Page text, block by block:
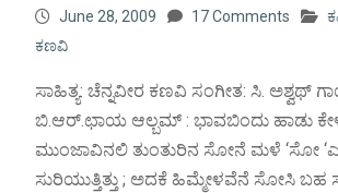
June 28, 2009 17 Comments
ಕಣವಿ
ಸಾಹಿತ್ಯ: ಚೆನ್ನವೀರ ಕಣವಿ ಸಂಗೀತ: ಸಿ. ಅಶ್ವಥ್
ಬಿ.ಆರ್.ಛಾಯ ಆಲ್ಬಮ್ : ಭಾವಬಿಂದು ಹಾಡು
ಮುಂಜಾವಿನಲಿ ತುಂತುರಿನ ಸೋನೆ ಮಳೆ ‘ಸೋ
ಸುರಿಯುತ್ತಿತ್ತು ; ಅದಕೆ ಹಿಮ್ಮೇಳವೆನೆ ಸೋಸಿ ಬಹ